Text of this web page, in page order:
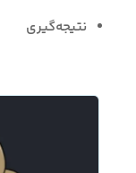
نتیجه‌گیری